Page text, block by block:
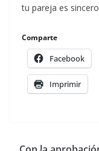
tu pareja es
Comparte
Facebook
Imprimir